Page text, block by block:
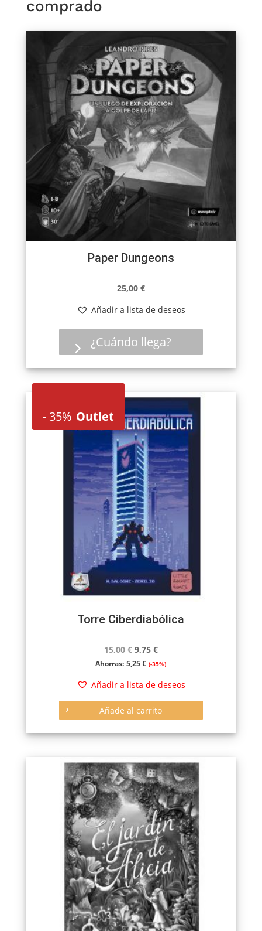
comprado
Paper Dungeons
25,00 €
Añadir a lista de deseos
¿Cuándo llega?
-35% Outlet
Torre Ciberdiabólica
15,00€ El
precio
era:
15,00 €.
9,75 €El
precio
es:
9,75 €.
Ahorras: 5,25€ (-35%)
Añadir a lista de deseos
Añade al carrito